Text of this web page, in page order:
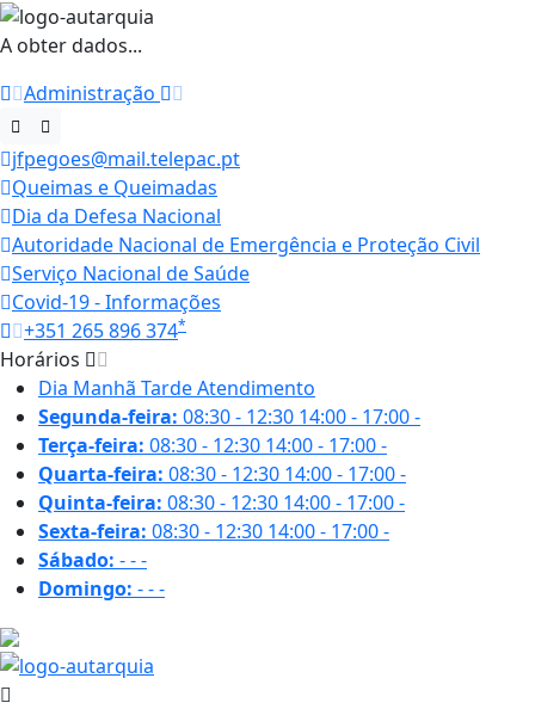
A obter dados...
Administração
jfpegoes@mail.telepac.pt
Queimas e Queimadas
Dia da Defesa Nacional
Autoridade Nacional de Emergência e Proteção Civil
Serviço Nacional de Saúde
Covid-19 - Informações
+351 265 896 374*
Horários
Dia Manhã TardeAtendimento
Segunda-feira: 08:30 - 12:30 14:00 - 17:00-
Terça-feira: 08:30 - 12:30 14:00 - 17:00-
Quarta-feira: 08:30 - 12:30 14:00 - 17:00-
Quinta-feira: 08:30 - 12:30 14:00 - 17:00-
Sexta-feira: 08:30 - 12:30 14:00 - 17:00-
Sábado: ---
Domingo: ---